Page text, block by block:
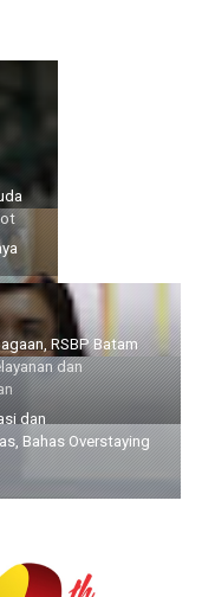
Lewat Batam
2026
Sinergi
RSBP Batam
Pastikan
dan
Obat Aman
dan
Bahas Overstaying